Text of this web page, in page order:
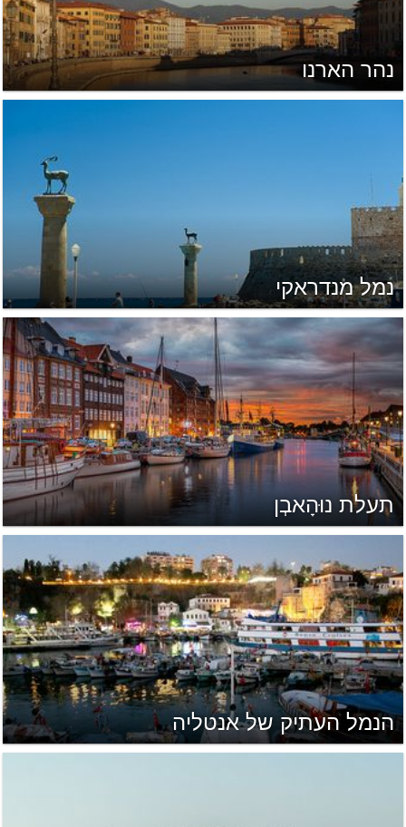
נהר הארנו
נמל מנדראקי
תעלת נוּהָאבְן
הנמל העתיק של אנטליה